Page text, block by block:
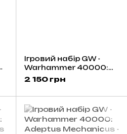
Ігровий набір GW -
Warhammer 40000:
Adeptus Mechanicus -
2 150 грн